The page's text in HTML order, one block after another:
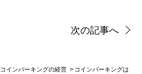
次の記事へ
コインパーキングの経営
コインパーキングは